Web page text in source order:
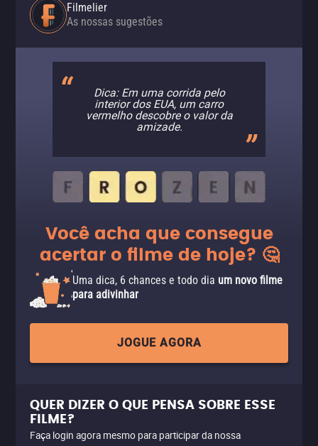
Filmelier
As nossas sugestões
Dica: Em uma corrida pelo
interior dos EUA, um carro
vermelho descobre o valor da
amizade.
Você acha que consegue
acertar o filme de hoje? 🤔
Uma dica, 6 chances e todo dia um novo filme
para adivinhar
JOGUE AGORA
QUER DIZER O QUE PENSA SOBRE ESSE
FILME?
Faça login agora mesmo para participar da nossa